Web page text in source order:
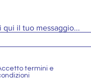
qui il tuo messaggio...
termini e